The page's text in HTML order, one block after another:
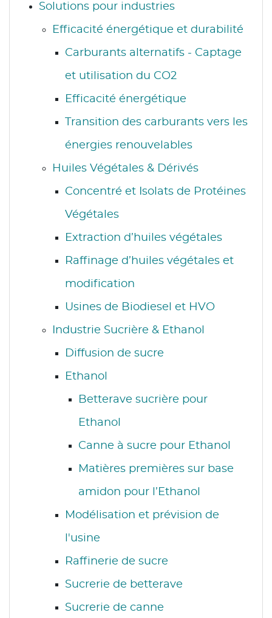
Solutions pour industries
Efficacité énergétique et durabilité
Carburants alternatifs - Captage
et utilisation du CO2
Efficacité énergétique
Transition des carburants vers les
énergies renouvelables
Huiles Végétales & Dérivés
Concentré et Isolats de Protéines
Végétales
Extraction d’huiles végétales
Raffinage d’huiles végétales et
modification
Usines de Biodiesel et HVO
Industrie Sucrière & Ethanol
Diffusion de sucre
Ethanol
Betterave sucrière pour
Ethanol
Canne à sucre pour Ethanol
Matières premières sur base
amidon pour l’Ethanol
Modélisation et prévision de
l'usine
Raffinerie de sucre
Sucrerie de betterave
Sucrerie de canne